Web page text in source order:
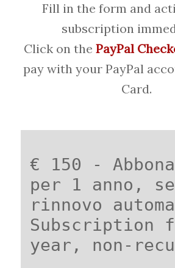
Fill in the form and
subscription
Click on the PayPal
pay with your PayPal
Card.
€ 150 -
per 1 anno,
rinnovo
Subscription
year, non-